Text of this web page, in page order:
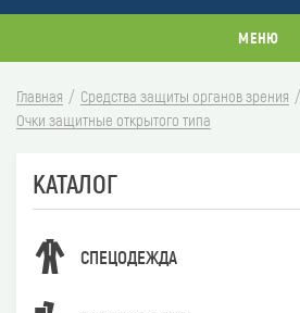
МЕНЮ
Главная
Средства защиты органов зрения
Очки защитные открытого типа
КАТАЛОГ
СПЕЦОДЕЖДА